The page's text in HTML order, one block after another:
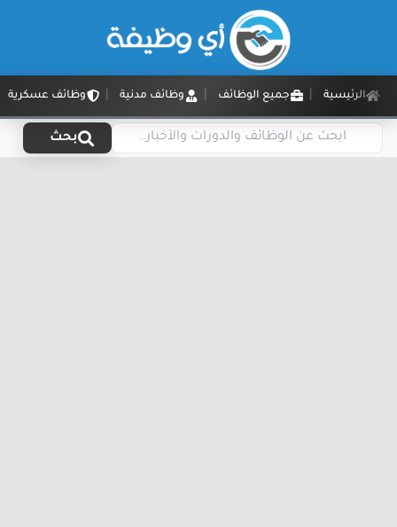
الرئيسية جميع الوظائف وظائف مدنية وظائف عسكرية
بحث